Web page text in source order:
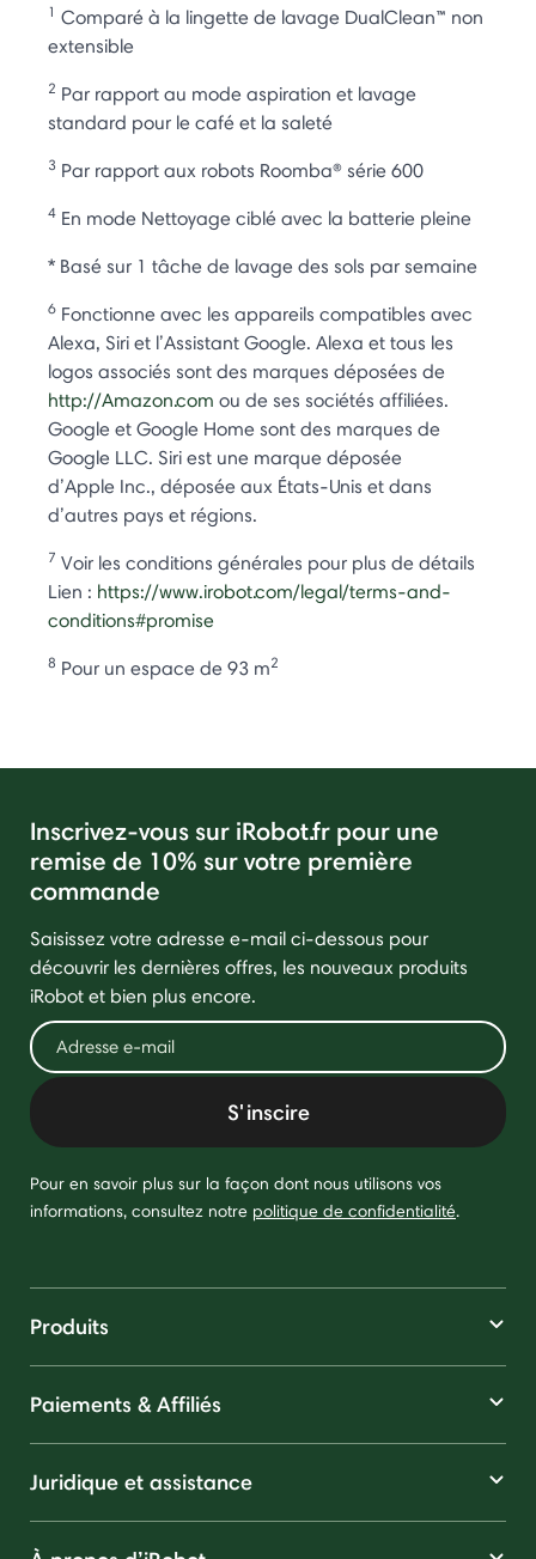
1 Comparé à la lingette de lavage DualClean™ non
extensible
2 Par rapport au mode aspiration et lavage
standard pour le café et la saleté
3 Par rapport aux robots Roomba® série 600
4 En mode Nettoyage ciblé avec la batterie pleine
* Basé sur 1 tâche de lavage des sols par semaine
6 Fonctionne avec les appareils compatibles avec
Alexa, Siri et l’Assistant Google. Alexa et tous les
logos associés sont des marques déposées de
http://Amazon.com ou de ses sociétés affiliées.
Google et Google Home sont des marques de
Google LLC. Siri est une marque déposée
d’Apple Inc., déposée aux États-Unis et dans
d’autres pays et régions.
7 Voir les conditions générales pour plus de détails
Lien : https://www.irobot.com/legal/terms-and-
conditions#promise
8 Pour un espace de 93 m2
Inscrivez-vous sur iRobot.fr pour une
remise de 10% sur votre première
commande
Saisissez votre adresse e-mail ci-dessous pour
découvrir les dernières offres, les nouveaux produits
iRobot et bien plus encore.
S'inscire
Pour en savoir plus sur la façon dont nous utilisons vos
informations, consultez notre politique de confidentialité.
Produits
Paiements & Affiliés
Juridique et assistance